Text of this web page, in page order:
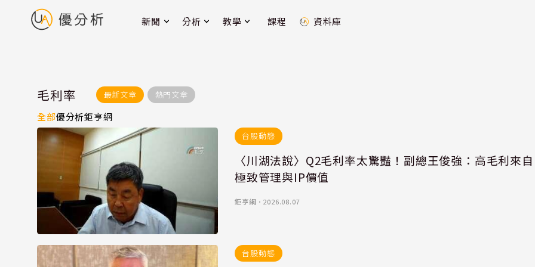
新聞 分析 教學 課程 資料庫
毛利率 最新文章 熱門文章
全部優分析鉅亨網
台股動態
〈川湖法說〉Q2毛利率太驚豔！副總王俊強：高毛利來自
極致管理與IP價值
鉅亨網 ． 2026.08.07
台股動態